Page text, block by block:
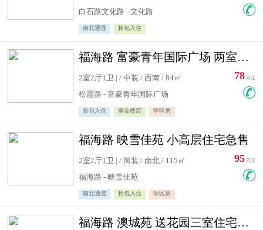
白石路文化路 - 文化路
南北通透 拎包入住
福海路 富豪青年国际广场 两室住宅急售
2室2厅1卫 | / 中装 / 西南 / 84㎡
松霞路 - 富豪青年国际广场
拎包入住 黄金楼层 学区房
78 万元
福海路 映雪佳苑 小高层住宅急售
2室2厅1卫 | / 简装 / 南北 / 115㎡
福海路 - 映雪佳苑
南北通透 拎包入住 学区房
95 万元
福海路 澳城苑 送花园三室住宅急售